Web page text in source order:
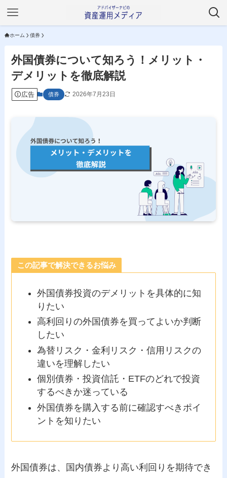
ホーム 債券
外国債券について知ろう！メリット・
デメリットを徹底解説
広告 債券 2026年7月23日
この記事で解決できるお悩み
外国債券投資のデメリットを具体的に知
りたい
高利回りの外国債券を買ってよいか判断
したい
為替リスク・金利リスク・信用リスクの
違いを理解したい
個別債券・投資信託・ETFのどれで投資
するべきか迷っている
外国債券を購入する前に確認すべきポイ
ントを知りたい
外国債券は、国内債券より高い利回りを期待でき